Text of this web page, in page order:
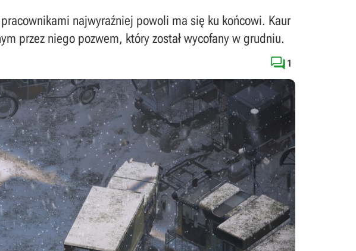
najwyraźniej powoli ma się ku końcowi. Kaur
przez niego pozwem, który został wycofany w grudniu.
 1